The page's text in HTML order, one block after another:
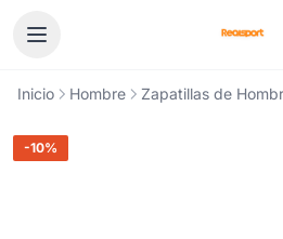
Inicio Hombre Zapatillas de
-10%